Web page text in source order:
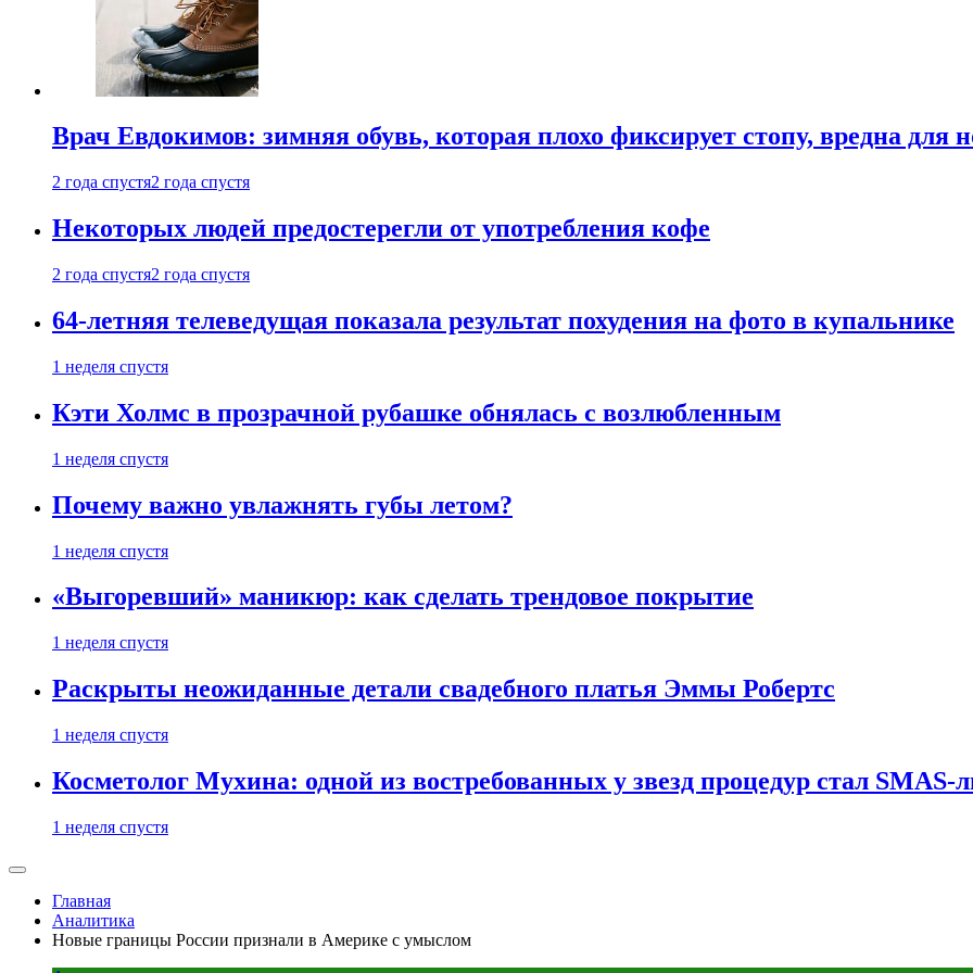
Врач Евдокимов: зимняя обувь, которая плохо фиксирует стопу, вредна для
2 года спустя2 года спустя
Некоторых людей предостерегли от употребления кофе
2 года спустя2 года спустя
64-летняя телеведущая показала результат похудения на фото в купальнике
1 неделя спустя
Кэти Холмс в прозрачной рубашке обнялась с возлюбленным
1 неделя спустя
Почему важно увлажнять губы летом?
1 неделя спустя
«Выгоревший» маникюр: как сделать трендовое покрытие
1 неделя спустя
Раскрыты неожиданные детали свадебного платья Эммы Робертс
1 неделя спустя
Косметолог Мухина: одной из востребованных у звезд процедур стал SMAS-
1 неделя спустя
Главная
Аналитика
Новые границы России признали в Америке с умыслом